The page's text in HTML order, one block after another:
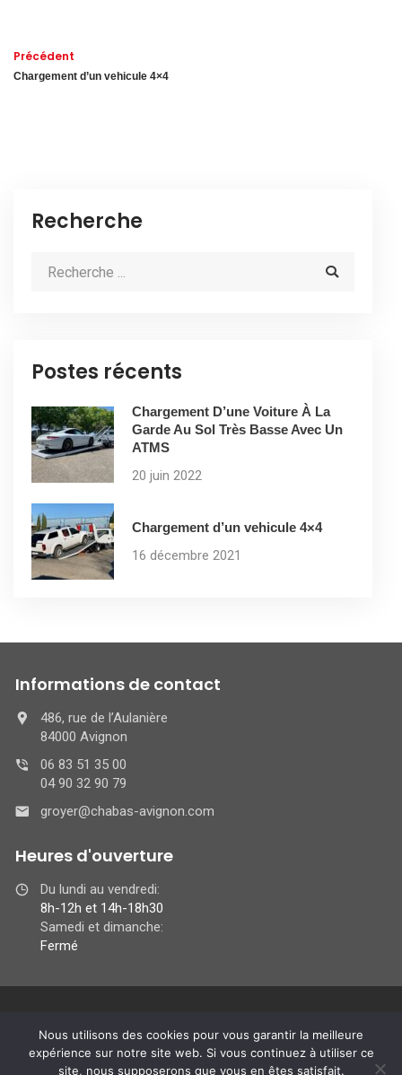
Précédent
Chargement d’un vehicule 4×4
Recherche
Postes récents
Chargement D’une Voiture À La
Garde Au Sol Très Basse Avec Un
ATMS
20 juin 2022
Chargement d’un vehicule 4×4
16 décembre 2021
Informations de contact
486, rue de l’Aulanière
84000 Avignon
06 83 51 35 00
04 90 32 90 79
groyer@chabas-avignon.com
Heures d'ouverture
Du lundi au vendredi:
8h-12h et 14h-18h30
Samedi et dimanche:
Fermé
Agence de communicationArôme -Mentions légales-Avis de
confidentialité
Nous utilisons des cookies pour vous garantir la meilleure
expérience sur notre site web. Si vous continuez à utiliser ce
site, nous supposerons que vous en êtes satisfait.